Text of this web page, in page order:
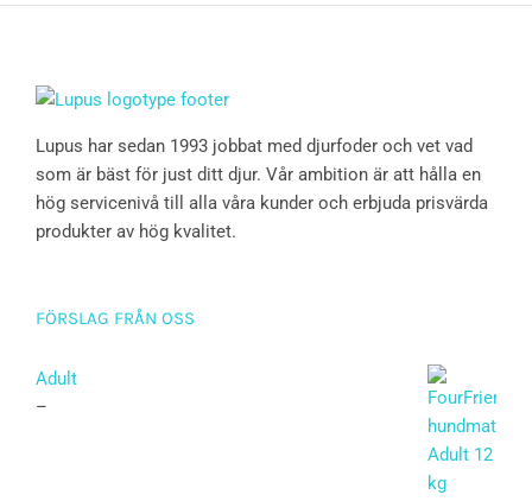
Lupus har sedan 1993 jobbat med djurfoder och vet vad
som är bäst för just ditt djur. Vår ambition är att hålla en
hög servicenivå till alla våra kunder och erbjuda prisvärda
produkter av hög kvalitet.
FÖRSLAG FRÅN OSS
Adult
–